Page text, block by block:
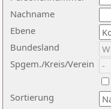
Nachname
Ebene
Sortierung
Bundesland
Spgem./Kreis/Verein